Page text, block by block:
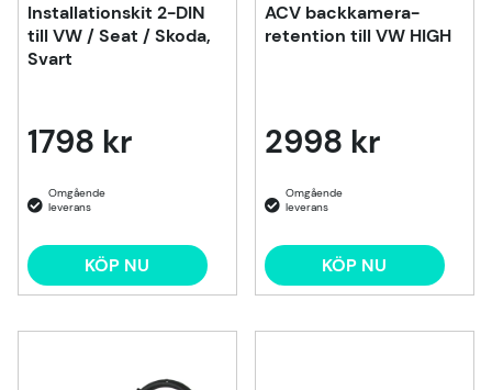
Installationskit 2-DIN
till VW / Seat / Skoda,
Svart
1798 kr
KÖP NU
ACV backkamera-
retention till VW HIGH
2998 kr
KÖP NU